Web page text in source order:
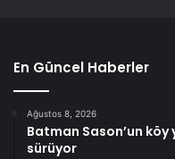
En Güncel Haberler
Ağustos 8, 2026
Batman Sason’un köy
sürüyor